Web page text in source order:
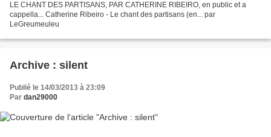
LE CHANT DES PARTISANS, PAR CATHERINE RIBEIRO, en public et a
cappella... Catherine Ribeiro - Le chant des partisans (en... par
LeGreumeuleu
Archive : silent
Publié le 14/03/2013 à 23:09
Par dan29000